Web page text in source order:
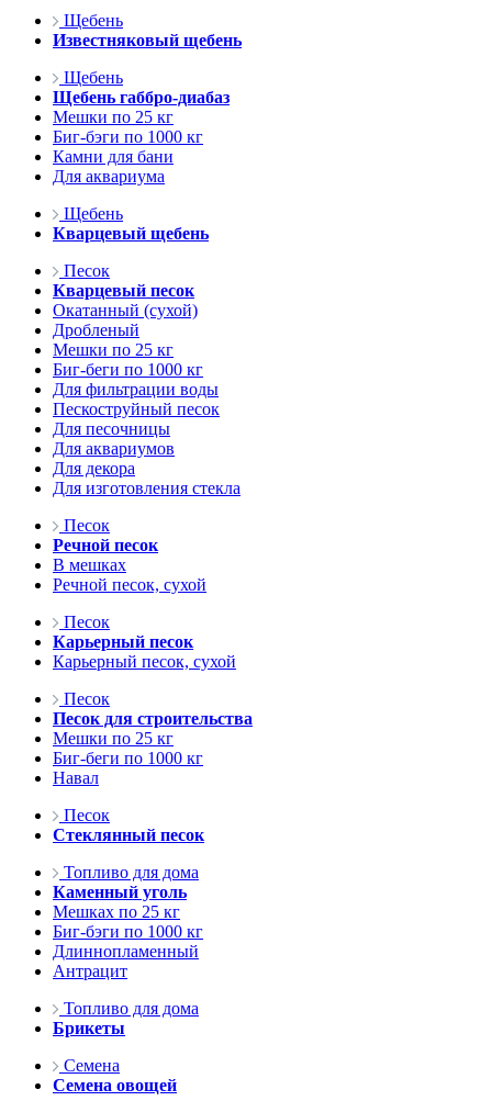
Щебень
Известняковый щебень
Щебень
Щебень габбро-диабаз
Мешки по 25 кг
Биг-бэги по 1000 кг
Камни для бани
Для аквариума
Щебень
Кварцевый щебень
Песок
Кварцевый песок
Окатанный (сухой)
Дробленый
Мешки по 25 кг
Биг-беги по 1000 кг
Для фильтрации воды
Пескоструйный песок
Для песочницы
Для аквариумов
Для декора
Для изготовления стекла
Песок
Речной песок
В мешках
Речной песок, сухой
Песок
Карьерный песок
Карьерный песок, сухой
Песок
Песок для строительства
Мешки по 25 кг
Биг-беги по 1000 кг
Навал
Песок
Стеклянный песок
Топливо для дома
Каменный уголь
Мешках по 25 кг
Биг-бэги по 1000 кг
Длиннопламенный
Антрацит
Топливо для дома
Брикеты
Семена
Семена овощей